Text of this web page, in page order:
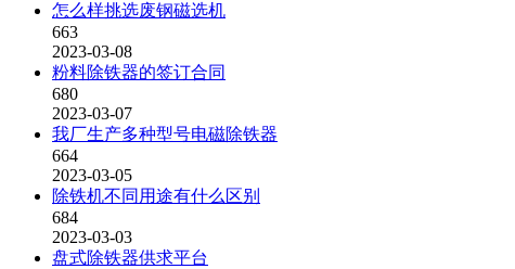
怎么样挑选废钢磁选机
663
2023-03-08
粉料除铁器的签订合同
680
2023-03-07
我厂生产多种型号电磁除铁器
664
2023-03-05
除铁机不同用途有什么区别
684
2023-03-03
盘式除铁器供求平台